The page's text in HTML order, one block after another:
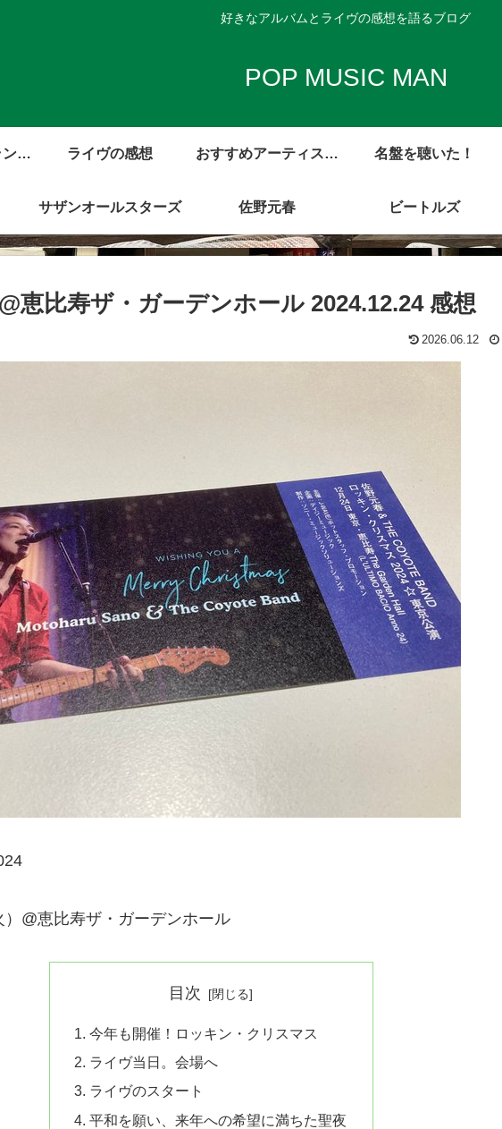
好きなアルバムとライヴの感想を語るブログ
POP MUSIC MAN
キ ライヴの感想 おすすめアーティスト
アルバム・レビュー集
名盤を聴いた！
サザンオールスターズ 佐野元春 ビートルズ
恵比寿ザ・ガーデンホール 2024.12.24 感想
2026.06.12
@恵比寿ザ・ガーデンホール
目次
今年も開催！ロッキン・クリスマス
ライヴ当日。会場へ
ライヴのスタート
平和を願い、来年への希望に満ちた聖夜